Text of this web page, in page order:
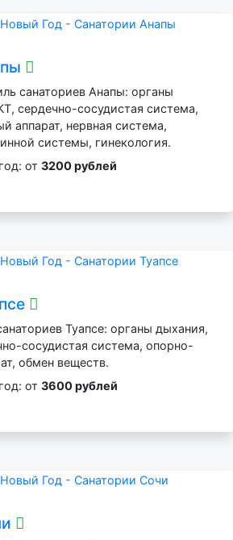
санаториев Анапы: органы
сердечно-сосудистая система,
аппарат, нервная система,
системы, гинекология.
от 3200 рублей
Туапсе: органы дыхания,
сосудистая система, опорно-
обмен веществ.
от 3600 рублей